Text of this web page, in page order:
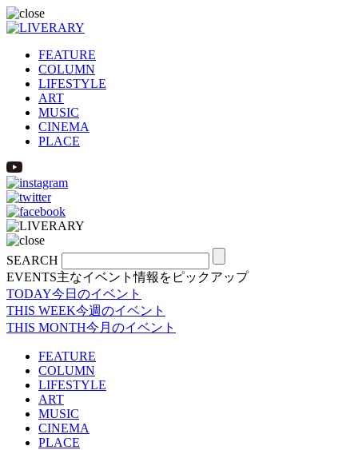
FEATURE
COLUMN
LIFESTYLE
ART
MUSIC
CINEMA
PLACE
SEARCH
EVENTS主なイベント情報をピックアップ
TODAY今日のイベント
THIS WEEK今週のイベント
THIS MONTH今月のイベント
FEATURE
COLUMN
LIFESTYLE
ART
MUSIC
CINEMA
PLACE